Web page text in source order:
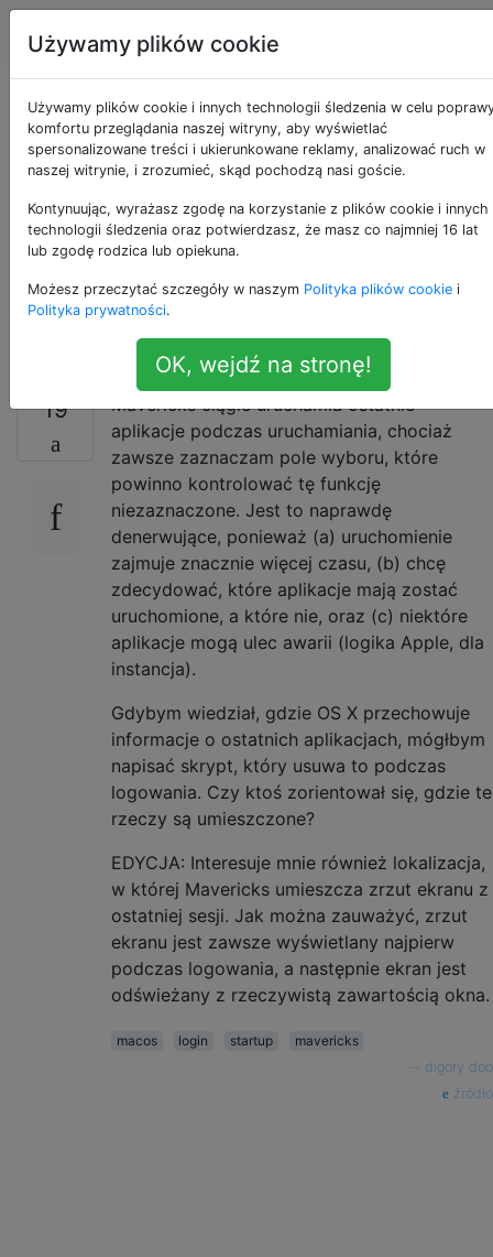
Apple Tagi
Powstrzymaj
Mavericks przed
ponownym
uruchomieniem
aplikacji
19
Mavericks ciągle uruchamia ostatnie
aplikacje podczas uruchamiania, chociaż
zawsze zaznaczam pole wyboru, które
powinno kontrolować tę funkcję
niezaznaczone. Jest to naprawdę
denerwujące, ponieważ (a) uruchomienie
zajmuje znacznie więcej czasu, (b) chcę
zdecydować, które aplikacje mają zostać
uruchomione, a które nie, oraz (c) niektóre
aplikacje mogą ulec awarii (logika Apple, dla
instancja).
Gdybym wiedział, gdzie OS X przechowuje
informacje o ostatnich aplikacjach, mógłbym
napisać skrypt, który usuwa to podczas
logowania. Czy ktoś zorientował się, gdzie te
rzeczy są umieszczone?
EDYCJA: Interesuje mnie również lokalizacja,
w której Mavericks umieszcza zrzut ekranu z
ostatniej sesji. Jak można zauważyć, zrzut
ekranu jest zawsze wyświetlany najpierw
podczas logowania, a następnie ekran jest
odświeżany z rzeczywistą zawartością okna.
macos login startup
mavericks
digory doo
źródło
Używamy plików cookie
Używamy plików cookie i innych technologii śledzenia w celu
komfortu przeglądania naszej witryny, aby wyświetlać
spersonalizowane treści i ukierunkowane reklamy, analizować ruch w
naszej witrynie, i zrozumieć, skąd pochodzą nasi goście.
Kontynuując, wyrażasz zgodę na korzystanie z plików cookie i innych
technologii śledzenia oraz potwierdzasz, że masz co najmniej 16 lat
lub zgodę rodzica lub opiekuna.
Możesz przeczytać szczegóły w naszym Polityka plików cookie i
Polityka prywatności.
OK, wejdź na stronę!